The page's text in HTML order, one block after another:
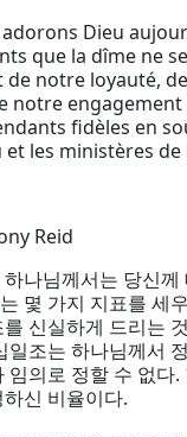
Dieu
que la dîme ne
de notre loyauté,
notre engagement
fidèles en
les ministères de
Reid
나님께서는 당신께
몇 가지 지표를 세
신실하게 드리는
일조는 하나님께서
임의로 정할 수 없다.
신 비율이다.